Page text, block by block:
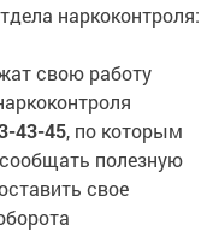
наркоконтроля:
свою работу
43-45, по которым
полезную
свое